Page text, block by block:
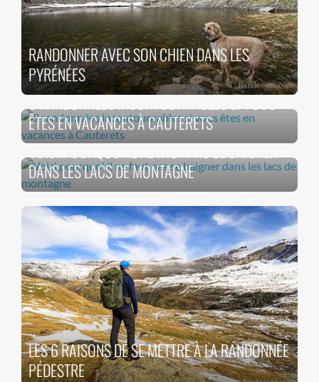
RANDONNER AVEC SON CHIEN DANS LES
PYRÉNÉES
9 RANDONNÉES INCONTOURNABLES SI VOUS
ÊTES EN VACANCES À CAUTERETS
VOICI POURQUOI IL NE FAUT PAS SE BAIGNER
DANS LES LACS DE MONTAGNE
LES 6 RAISONS DE SE METTRE À LA RANDONNÉE
PÉDESTRE